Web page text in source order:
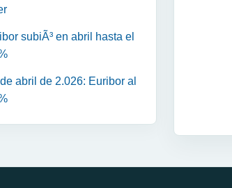
subiÃ³ en abril hasta el
abril de 2.026: Euribor al